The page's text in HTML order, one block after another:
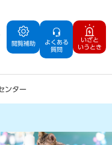
閲覧補助
よくある
質問
いざと
いうとき
ンター